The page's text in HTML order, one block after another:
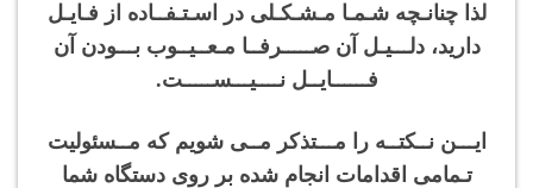
لذا چنانـچه شـمـا مـشـکـلی در اسـتـفــاده از فـایـل
دارید، دلـــیـل آن صـــــرفــا مـعــیــوب بـــودن آن
فــــــایــل نــــیـــســـــت.
ایـــن نــکتــه را مـــتذکر مــی شویم که مــسئولیت
تـمامی اقدامات انجام شده بر روی دستگاه شما